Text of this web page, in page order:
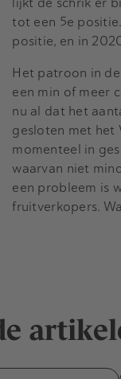
tot een 5e
positie, en in
Het patroon in
een min of meer
nu al dat het
gesloten met het
momenteel in
waarvan niet
een probleem is
fruitverkopers.